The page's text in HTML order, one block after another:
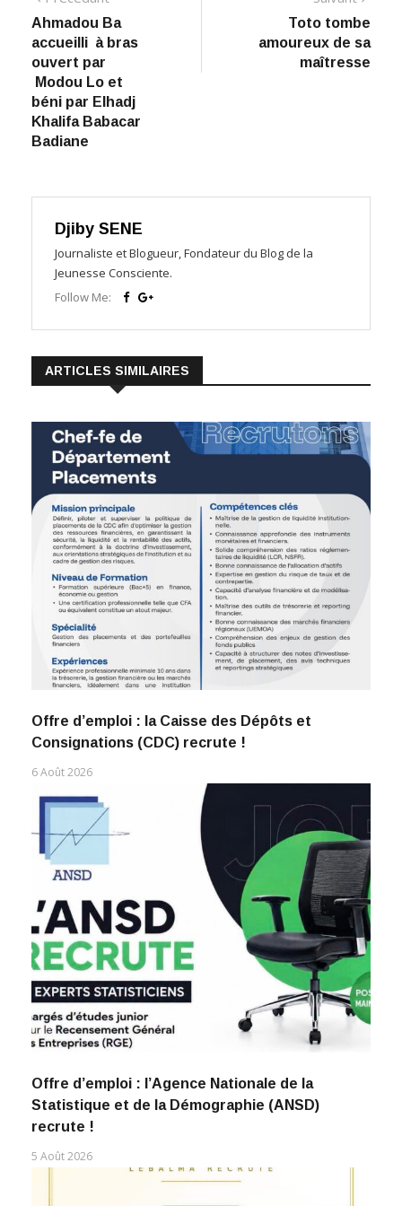
de
l’article
Ahmadou Ba
accueilli à bras
ouvert par
Modou Lo et
béni par Elhadj
Khalifa Babacar
Badiane
​Toto tombe
amoureux de sa
maîtresse
Djiby SENE
Journaliste et Blogueur, Fondateur du Blog de la
Jeunesse Consciente.
Follow Me:
ARTICLES SIMILAIRES
Offre d’emploi : la Caisse des Dépôts et
Consignations (CDC) recrute !
6 Août 2026
Offre d’emploi : l’Agence Nationale de la
Statistique et de la Démographie (ANSD)
recrute !
5 Août 2026